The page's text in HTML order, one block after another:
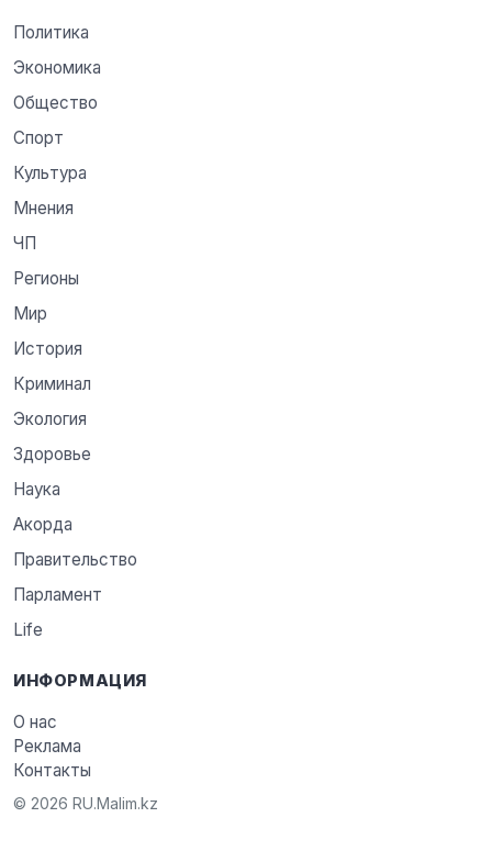
Политика
Экономика
Общество
Спорт
Культура
Мнения
ЧП
Регионы
Мир
История
Криминал
Экология
Здоровье
Наука
Акорда
Правительство
Парламент
Life
ИНФОРМАЦИЯ
О нас
Реклама
Контакты
© 2026 RU.Malim.kz